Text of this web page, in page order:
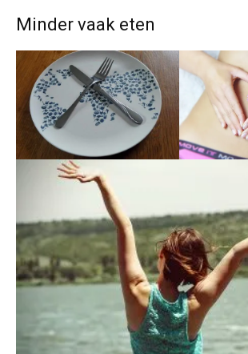
Minder vaak eten